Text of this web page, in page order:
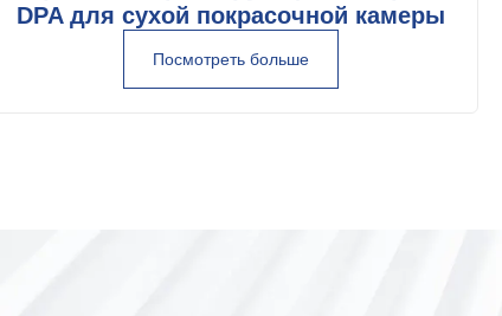
DPA для сухой покрасочной камеры
Посмотреть больше